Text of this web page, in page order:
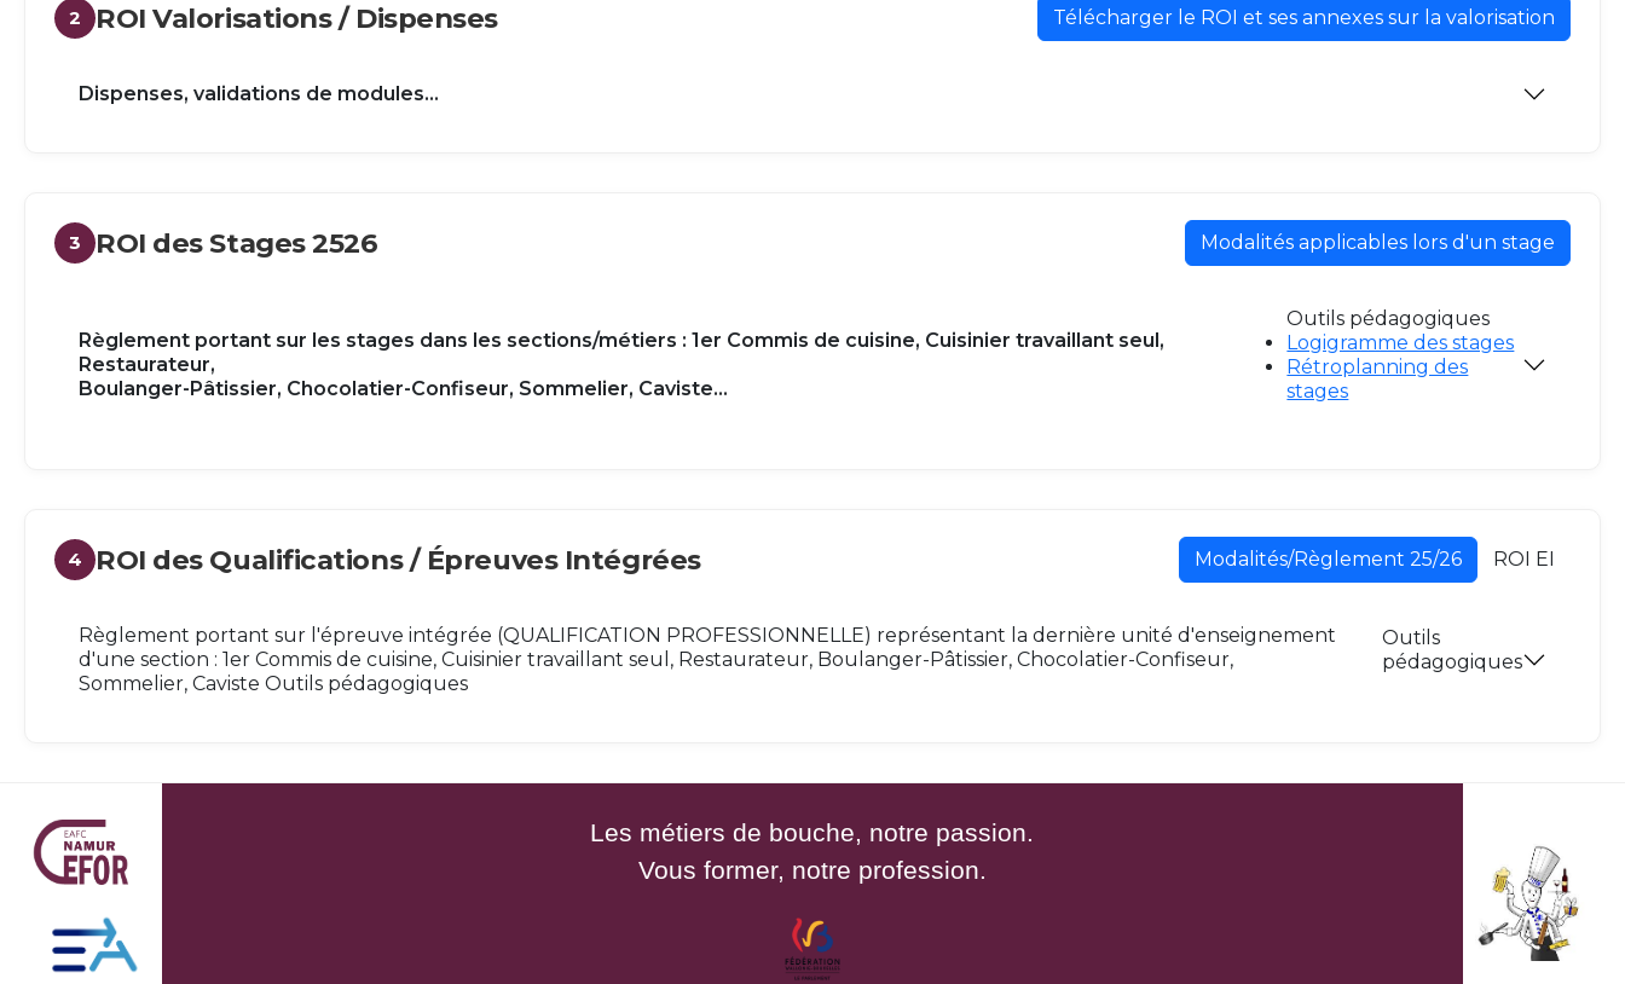
2 ROI Valorisations / Dispenses Télécharger le ROI et ses annexes sur la valorisation
Dispenses, validations de modules...
3 ROI des Stages 2526 Modalités applicables lors d'un stage
Règlement portant sur les stages dans les sections/métiers : 1er Commis de cuisine, Cuisinier travaillant seul,
Restaurateur,
Boulanger-Pâtissier, Chocolatier-Confiseur, Sommelier, Caviste...
Outils pédagogiques
Logigramme des stages
Rétroplanning des
stages
4 ROI des Qualifications / Épreuves Intégrées Modalités/Règlement 25/26 ROI EI
Règlement portant sur l'épreuve intégrée (QUALIFICATION PROFESSIONNELLE) représentant la dernière unité d'enseignement
d'une section : 1er Commis de cuisine, Cuisinier travaillant seul, Restaurateur, Boulanger-Pâtissier, Chocolatier-Confiseur,
Sommelier, Caviste Outils pédagogiques
Outils
pédagogiques
Les métiers de bouche, notre passion.
Vous former, notre profession.